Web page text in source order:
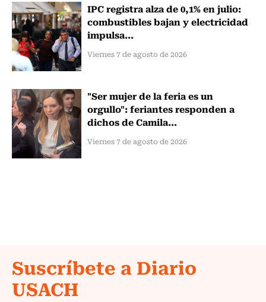
IPC registra alza de 0,1% en julio:
combustibles bajan y electricidad
impulsa...
Viernes 7 de agosto de 2026
"Ser mujer de la feria es un
orgullo": feriantes responden a
dichos de Camila...
Viernes 7 de agosto de 2026